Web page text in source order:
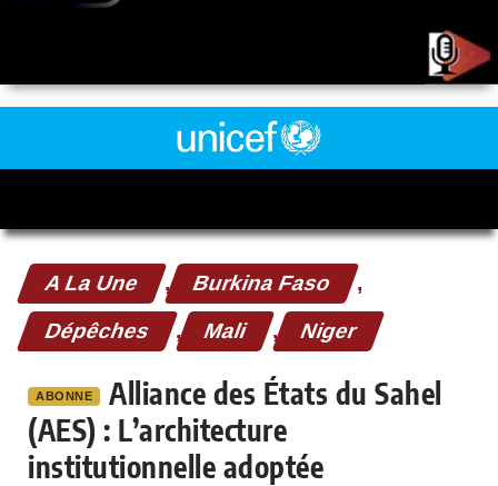
A La Une , Burkina Faso ,
Dépêches , Mali , Niger
ABONNE
Alliance des États du Sahel
(AES) : L’architecture
institutionnelle adoptée